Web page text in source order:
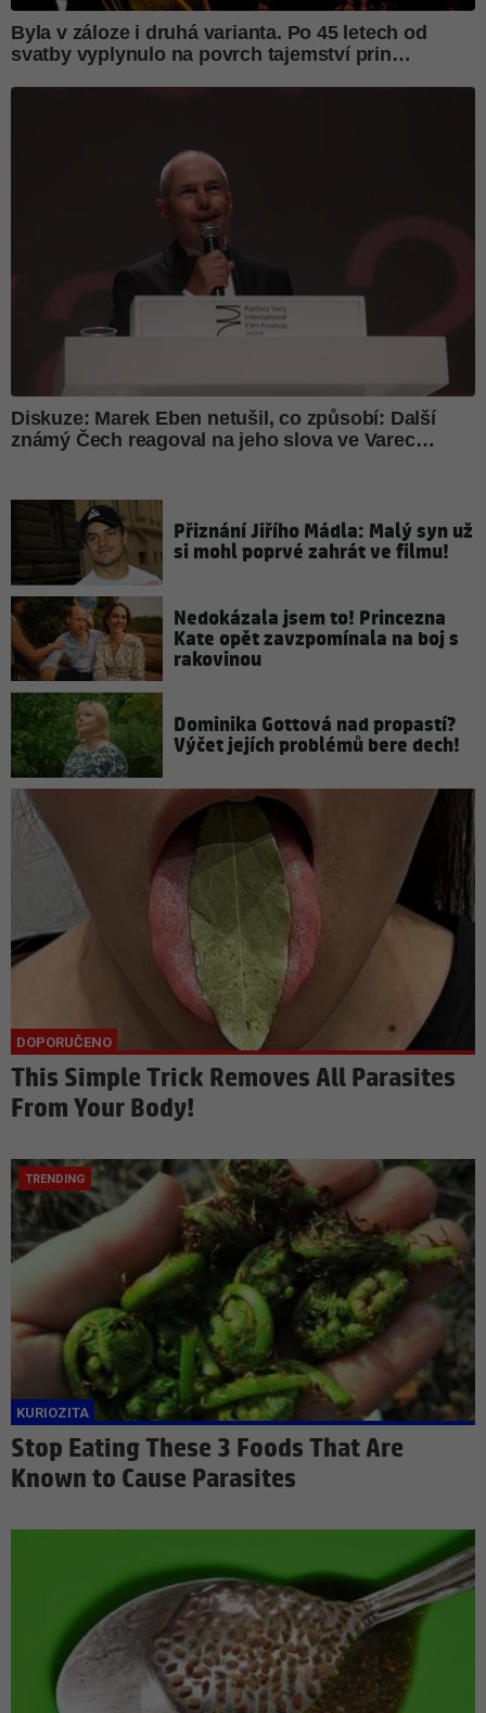
Přiznání Jiřího Mádla: Malý syn už
si mohl poprvé zahrát ve filmu!
Nedokázala jsem to! Princezna
Kate opět zavzpomínala na boj s
rakovinou
Dominika Gottová nad propastí?
Výčet jejích problémů bere dech!
This Simple Trick Removes All Parasites
From Your Body!
Stop Eating These 3 Foods That Are
Known to Cause Parasites